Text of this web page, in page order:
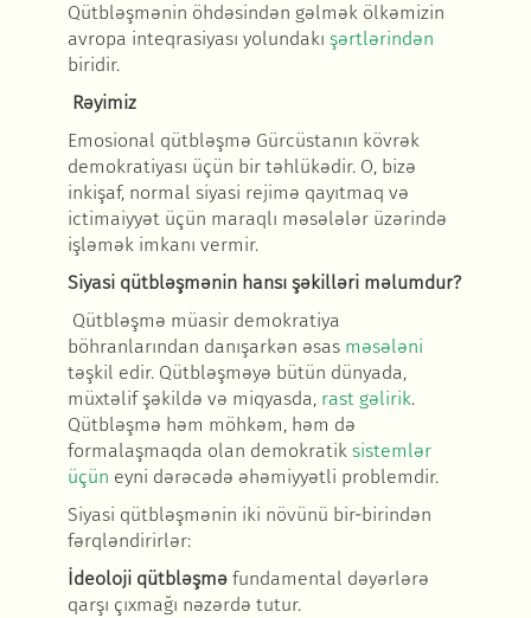
Qütbləşmənin öhdəsindən gəlmək ölkəmizin
avropa inteqrasiyası yolundakı şərtlərindən
biridir.
Rəyimiz
Emosional qütbləşmə Gürcüstanın kövrək
demokratiyası üçün bir təhlükədir. O, bizə
inkişaf, normal siyasi rejimə qayıtmaq və
ictimaiyyət üçün maraqlı məsələlər üzərində
işləmək imkanı vermir.
Siyasi qütbləşmənin hansı şəkilləri məlumdur?
Qütbləşmə müasir demokratiya
böhranlarından danışarkən əsas məsələni
təşkil edir. Qütbləşməyə bütün dünyada,
müxtəlif şəkildə və miqyasda, rast gəlirik.
Qütbləşmə həm möhkəm, həm də
formalaşmaqda olan demokratik sistemlər
üçün eyni dərəcədə əhəmiyyətli problemdir.
Siyasi qütbləşmənin iki növünü bir-birindən
fərqləndirirlər:
İdeoloji qütbləşmə fundamental dəyərlərə
qarşı çıxmağı nəzərdə tutur.